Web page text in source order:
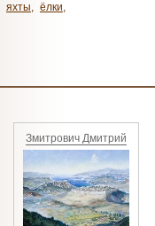
яхты, ёлки,
Змитрович Дмитрий